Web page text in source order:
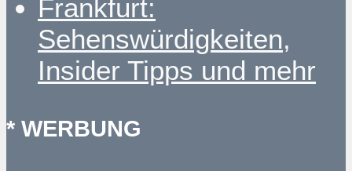
Frankfurt:
Sehenswürdigkeiten,
Insider Tipps und mehr
* WERBUNG